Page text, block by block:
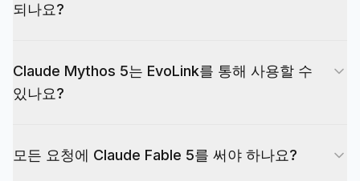
Anthropic 공식 모델 개요를 참조하세요.
되나요?
보안, 생물학, 화학, 증류 관련 고위험 요청에 대한
안전 장치가 있습니다. 요청과 구성에 따라 응답이
경의 중요한 주의사항으로 취급하세요.
Claude Mythos 5는 EvoLink를 통해 사용할 수
있나요?
가정해서는 안 됩니다. Anthropic은 Mythos 5를
모든 요청에 Claude Fable 5를 써야 하나요?